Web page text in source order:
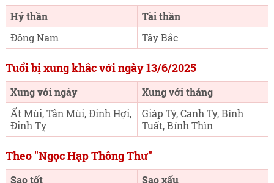
Hỷ thần
Tài thần
Đông Nam
Tây Bắc
Tuổi bị xung khắc với ngày 13/6/2025
Xung với ngày
Xung với tháng
Ất Mùi, Tân Mùi, Đinh Hợi,
Đinh Tỵ
Giáp Tý, Canh Ty, Bính
Tuất, Bính Thìn
Theo "Ngọc Hạp Thông Thư"
Sao tốt
Sao xấu